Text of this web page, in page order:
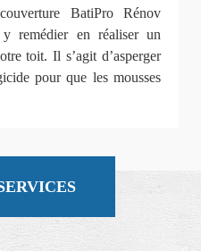
BatiPro Rénov
remédier en réaliser un
toit. Il s’agit d’asperger
pour que les mousses